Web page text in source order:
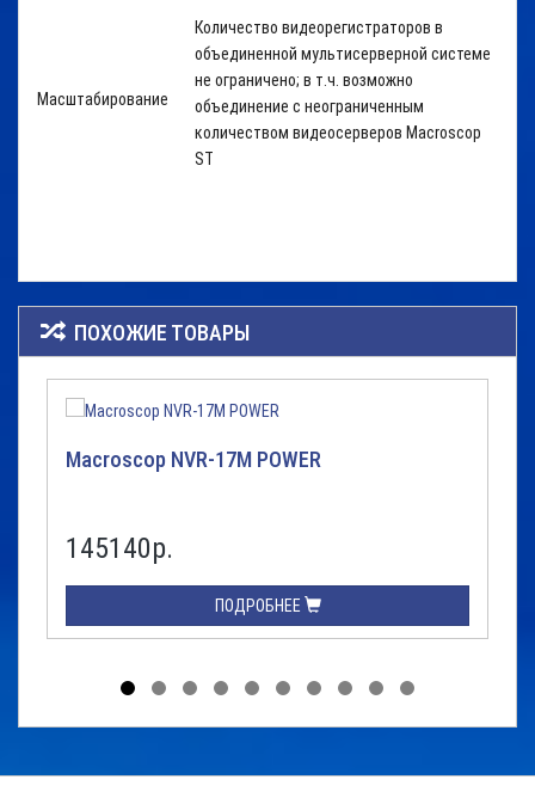
Масштабирование
Количество видеорегистраторов в
объединенной мультисерверной системе
не ограничено; в т.ч. возможно
объединение с неограниченным
количеством видеосерверов Macroscop
ST
ПОХОЖИЕ ТОВАРЫ
Macroscop NVR-17M POWER
145140р.
ПОДРОБНЕЕ